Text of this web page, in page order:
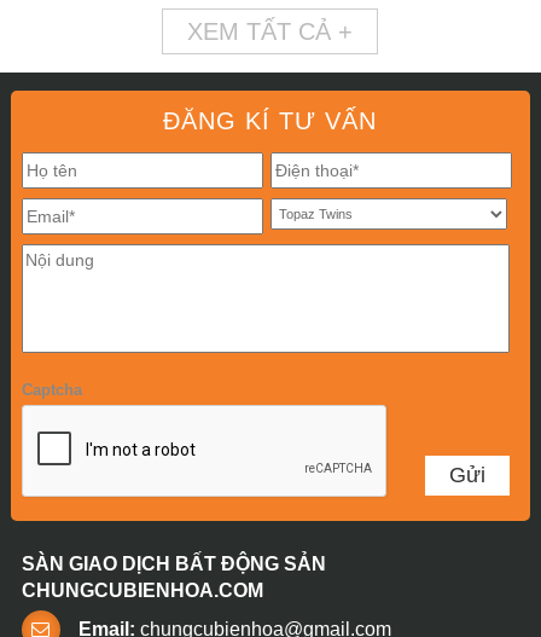
XEM TẤT CẢ +
ĐĂNG KÍ TƯ VẤN
Captcha
SÀN GIAO DỊCH BẤT ĐỘNG SẢN
CHUNGCUBIENHOA.COM
Email: chungcubienhoa@gmail.com